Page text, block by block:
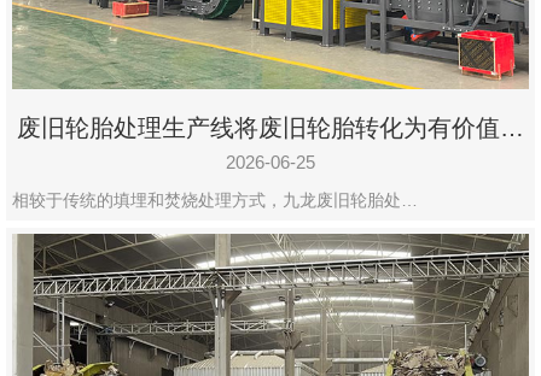
废旧轮胎处理生产线将废旧轮胎转化为有价值的
资源
2026-06-25
相较于传统的填埋和焚烧处理方式，九龙废旧轮胎处…